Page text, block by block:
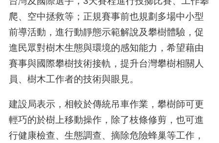
爬、空中拯救等；正規賽事前也規劃多場中小型
前導活動，進行動靜態示範解說及攀樹體驗，促
進民眾對樹木生態與環境的感知能力，希望藉由
賽事與國際攀樹技術接軌，提升台灣攀樹相關人
員、樹木工作者的技術與眼見。
建設局表示，相較於傳統吊車作業，攀樹師可更
輕巧的於樹上移動操作，除了枝條修剪，也可進
行健康檢查、生態調查、摘除危險蜂巢等工作，